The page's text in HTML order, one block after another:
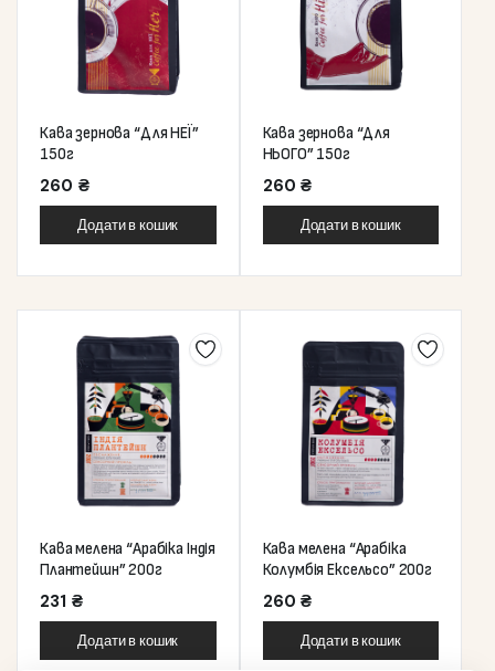
Кава зернова “Для НЕЇ”
150г
260 ₴
Додати в кошик
Кава зернова “Для
НЬОГО” 150г
260₴
Додати в кошик
Кава мелена “Арабіка Індія
Плантейшн” 200г
231 ₴
Додати в кошик
Кава мелена “Арабіка
Колумбія Ексельсо” 200г
260₴
Додати в кошик